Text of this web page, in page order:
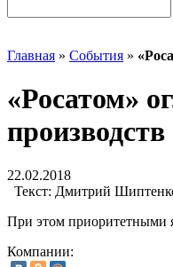
Главная » События »
«Росатом»
производств
22.02.2018
Текст: Дмитрий
При этом приоритетными
Компании: